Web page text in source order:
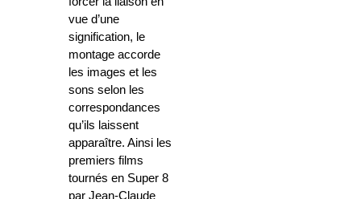
vue d’une
signification, le
montage accorde
les images et les
sons selon les
correspondances
qu’ils laissent
apparaître. Ainsi les
premiers films
tournés en Super 8
par Jean-Claude